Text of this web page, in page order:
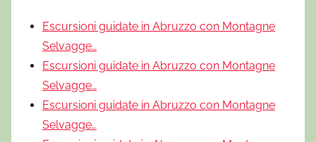
Escursioni guidate in Abruzzo con Montagne
Selvagge…
Escursioni guidate in Abruzzo con Montagne
Selvagge…
Escursioni guidate in Abruzzo con Montagne
Selvagge…